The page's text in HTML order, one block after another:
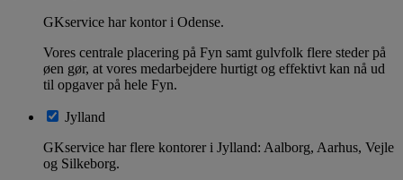
GKservice har kontor i Odense.
Vores centrale placering på Fyn samt gulvfolk flere steder på
øen gør, at vores medarbejdere hurtigt og effektivt kan nå ud
til opgaver på hele Fyn.
Jylland
GKservice har flere kontorer i Jylland: Aalborg, Aarhus, Vejle
og Silkeborg.